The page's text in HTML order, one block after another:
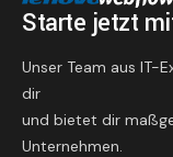
Starte jetzt
Unser Team aus IT-
dir
und bietet dir
Unternehmen.